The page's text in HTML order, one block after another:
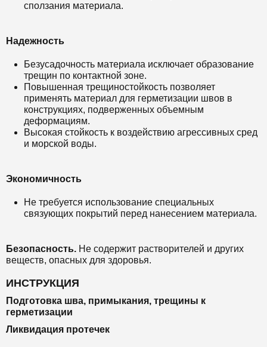
сползания материала.
Надежность
Безусадочность материала исключает образование
трещин по контактной зоне.
Повышенная трещиностойкость позволяет
применять материал для герметизации швов в
конструкциях, подверженных объемным
деформациям.
Высокая стойкость к воздействию агрессивных сред
и морской воды.
Экономичность
Не требуется использование специальных
связующих покрытий перед нанесением материала.
Безопасность. Не содержит растворителей и других
веществ, опасных для здоровья.
ИНСТРУКЦИЯ
Подготовка шва, примыкания, трещины к
герметизации
Ликвидация протечек